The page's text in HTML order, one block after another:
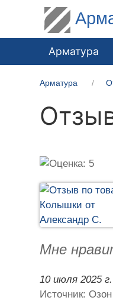
Арматура
Арматура
Мне
10 июля 2025 г.
Источник: Озон